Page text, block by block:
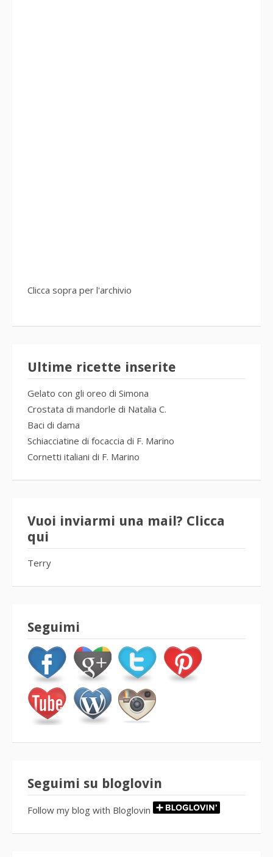
Clicca sopra per l'archivio
Ultime ricette inserite
Gelato con gli oreo di Simona
Crostata di mandorle di Natalia C.
Baci di dama
Schiacciatine di focaccia di F. Marino
Cornetti italiani di F. Marino
Vuoi inviarmi una mail? Clicca
qui
Terry
Seguimi
Seguimi su bloglovin
Follow my blog with Bloglovin